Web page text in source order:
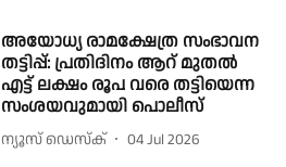
അയോധ്യ രാമക്ഷേത്ര സംഭാവന
തട്ടിപ്പ്: പ്രതിദിനം ആറ് മുതൽ
എട്ട് ലക്ഷം രൂപ വരെ തട്ടിയെന്ന
സംശയവുമായി പൊലീസ്
ന്യൂസ് ഡെസ്ക് 04 Jul 2026